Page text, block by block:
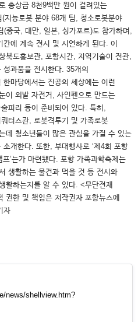
총상금 8천9백만 원이 걸려있는
지능로봇 분야 68개 팀, 청소로봇분야
중국, 대만, 일본, 싱가포르)도 참가하며,
에 계속 전시 및 시연하게 된다. 이
북도홍보관, 포항시간, 지역기술이 전관,
과품을 전시한다. 35개의
마당에서는 진공의 세상에는 이런
이 외발 자전거, 사인펜으로 만드는
피리 등이 준비되어 있다. 특히,
터스관, 로봇격투기 및 가족로봇
데 청소년들이 많은 관심을 가질 수 있는
개한다. 또한, 부대행사로 ‘제4회 포항
’는가 마련됐다. 포항 가족과학축제는
생활하는 물건과 먹을 것 등 전시와
활하는지를 알 수 있다. <무단전재
한 및 책임은 저작권자 포항뉴스에
자
news/shellview.htm?